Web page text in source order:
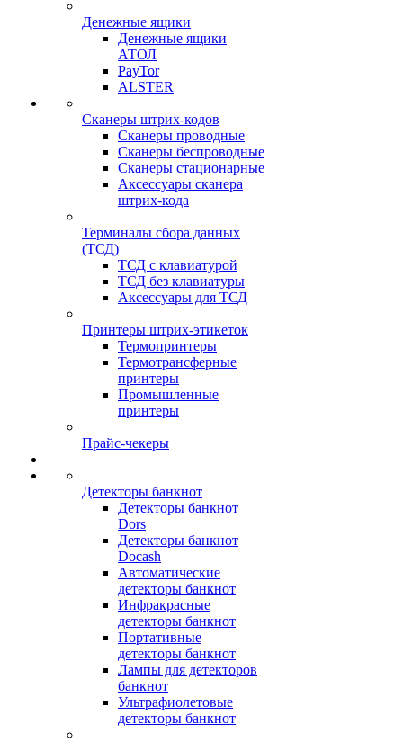
Денежные ящики
Денежные ящики
АТОЛ
PayTor
ALSTER
Сканеры штрих-кодов
Сканеры проводные
Сканеры беспроводные
Сканеры стационарные
Аксессуары сканера
штрих-кода
Терминалы сбора данных
(ТСД)
ТСД с клавиатурой
ТСД без клавиатуры
Аксессуары для ТСД
Принтеры штрих-этикеток
Термопринтеры
Термотрансферные
принтеры
Промышленные
принтеры
Прайс-чекеры
Детекторы банкнот
Детекторы банкнот
Dors
Детекторы банкнот
Docash
Автоматические
детекторы банкнот
Инфракрасные
детекторы банкнот
Портативные
детекторы банкнот
Лампы для детекторов
банкнот
Ультрафиолетовые
детекторы банкнот